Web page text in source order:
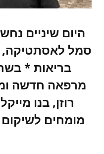
היום שיניים
סמל לאסתטיקה,
בריאות *
מרפאה חדשה
רוזן, בנו
מומחים